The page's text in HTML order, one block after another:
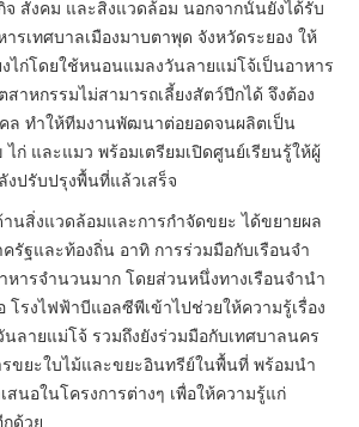
สังคม และสิ่งแวดล้อม นอกจากนั้นยังได้รับ
รเทศบาลเมืองมาบตาพุด จังหวัดระยอง ให้
ไก่โดยใช้หนอนแมลงวันลายแม่โจ้เป็นอาหาร
าหกรรมไม่สามารถเลี้ยงสัตว์ปีกได้ จึงต้อง
ล ทำให้ทีมงานพัฒนาต่อยอดจนผลิตเป็น
ก่ และแมว พร้อมเตรียมเปิดศูนย์เรียนรู้ให้ผู้
งปรับปรุงพื้นที่แล้วเสร็จ
นสิ่งแวดล้อมและการกำจัดขยะ ได้ขยายผล
รัฐและท้องถิ่น อาทิ การร่วมมือกับเรือนจำ
หารจำนวนมาก โดยส่วนหนึ่งทางเรือนจำนำ
โรงไฟฟ้าบีแอลซีพีเข้าไปช่วยให้ความรู้เรื่อง
ลายแม่โจ้ รวมถึงยังร่วมมือกับเทศบาลนคร
ขยะใบไม้และขยะอินทรีย์ในพื้นที่ พร้อมนำ
สนอในโครงการต่างๆ เพื่อให้ความรู้แก่
ด้วย